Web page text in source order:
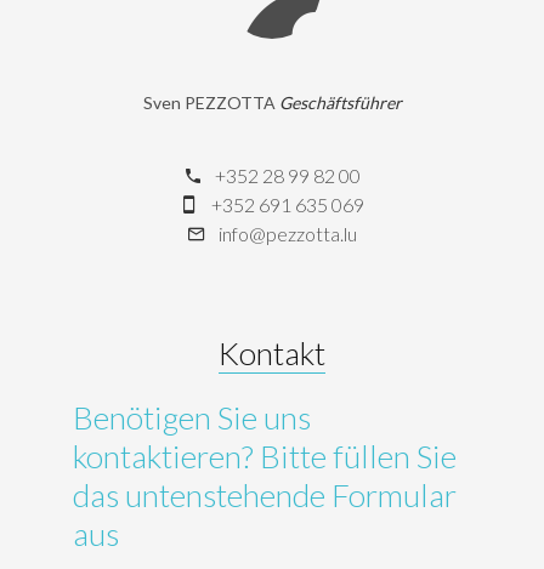
Sven PEZZOTTA Geschäftsführer
+352 28 99 82 00
+352 691 635 069
info@pezzotta.lu
Benötigen Sie uns
kontaktieren? Bitte füllen Sie
das untenstehende Formular
aus
Kontakt